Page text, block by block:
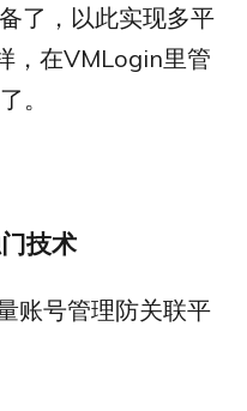
了，以此实现多平
，在VMLogin里管
。
技术
账号管理防关联平